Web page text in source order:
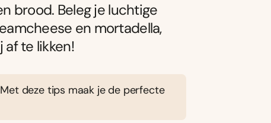
brood. Beleg je luchtige
en mortadella,
te likken!
deze tips maak je de perfecte